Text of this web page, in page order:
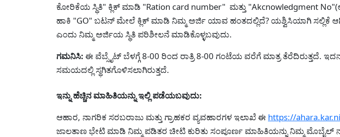
ಕೋರಿಕೆಯ ಸ್ಥಿತಿ" ಕ್ಲಿಕ್ ಮಾಡಿ "Ration card number" ಮತ್ತು "Akcnowledgment
ಹಾಕಿ "GO" ಬಟನ್ ಮೇಲೆ ಕ್ಲಿಕ್ ಮಾಡಿ ನಿಮ್ಮ ಅರ್ಜಿ ಯಾವ ಹಂತದಲ್ಲಿದೆ? ಯಶ್ವಿಸಿಯಾಗಿ ಸಲ್ಲಿಕೆ
ಎಂದು ನಿಮ್ಮ ಅರ್ಜಿಯ ಸ್ಥಿತಿ ಪರಿಶೀಲನೆ ಮಾಡಿಕೊಳ್ಳಬವುದು.
ಗಮನಿಸಿ: ಈ ವೆಬ್ಸೈಟ್ ಬೆಳಗ್ಗೆ 8-00 ರಿಂದ ರಾತ್ರಿ 8-00 ಗಂಟೆಯ ವರೆಗೆ ಮಾತ್ರ ತೆರೆದಿರುತ್ತದೆ.
ಸಮಯದಲ್ಲಿ ಸ್ಥಗಿತಗೊಳಿಸಲಾಗಿರುತ್ತದೆ.
ಇನ್ನು ಹೆಚ್ಚಿನ ಮಾಹಿತಿಯನ್ನು ಇಲ್ಲಿ ಪಡೆಯಬವುದು:
ಆಹಾರ, ನಾಗರಿಕ ಸರಬರಾಜು ಮತ್ತು ಗ್ರಾಹಕರ ವ್ಯವಹಾರಗಳ ಇಲಾಖೆ ಈ https://
ಜಾಲತಾಣ ಭೇಟಿ ಮಾಡಿ ನಿಮ್ಮ ಪಡಿತರ ಚೀಟಿ ಕುರಿತು ಸಂಪೂರ್ಣ ಮಾಹಿತಿಯನ್ನು ನಿಮ್ಮ ಮೊಬೈಲ್